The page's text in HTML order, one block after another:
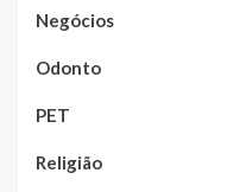
Negócios
Odonto
PET
Religião